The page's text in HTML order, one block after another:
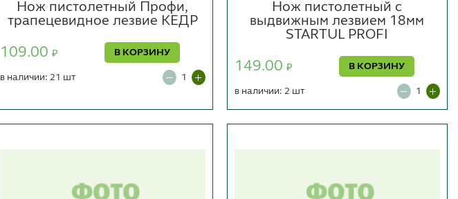
Нож пистолетный Профи,
трапецевидное лезвие КЕДР
109.00 ₽ В КОРЗИНУ
в наличии: 21 шт
Нож пистолетный с
выдвижным лезвием 18мм
STARTUL PROFI
149.00 ₽ В КОРЗИНУ
в наличии: 2 шт